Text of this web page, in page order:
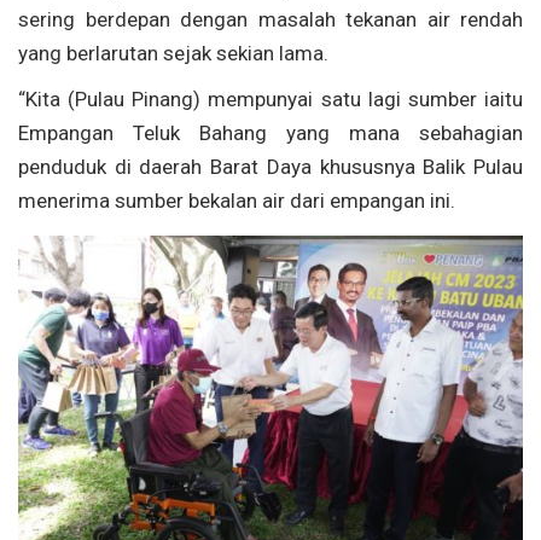
sering berdepan dengan masalah tekanan air rendah
yang berlarutan sejak sekian lama.
“Kita (Pulau Pinang) mempunyai satu lagi sumber iaitu
Empangan Teluk Bahang yang mana sebahagian
penduduk di daerah Barat Daya khususnya Balik Pulau
menerima sumber bekalan air dari empangan ini.